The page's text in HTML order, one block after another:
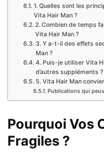
1. Quelles sont les
Vita Hair Man ?
2. Combien de temps
Vita Hair Man ?
3. Y a-t-il des effets
Man ?
4. Puis-je utiliser Vita
d’autres suppléments ?
5. Vita Hair Man
Publications qui
Pourquoi Vos
Fragiles ?